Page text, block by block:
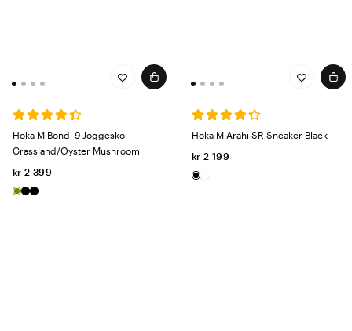
Hoka M Bondi 9 Joggesko
Grassland/Oyster Mushroom
kr 2 399
Hoka M Arahi SR Sneaker Black
kr 2 199